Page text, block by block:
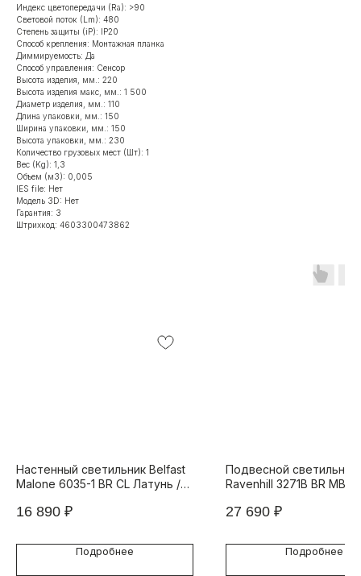
Индекс цветопередачи (Ra): >90
Световой поток (Lm): 480
Степень защиты (iP): IP20
Способ крепления: Монтажная планка
Диммируемость: Да
Способ управления: Сенсор
Высота изделия, мм.: 220
Высота изделия макс, мм.: 1 500
Диаметр изделия, мм.: 110
Длина упаковки, мм.: 150
Ширина упаковки, мм.: 150
Высота упаковки, мм.: 230
Количество грузовых мест (Шт): 1
Вес (Kg): 1,3
Объем (м3): 0,005
IES file: Нет
Модель 3D: Нет
Гарантия: 3
Штрихкод: 4603300473862
Настенный светильник Belfast
Malone 6035-1 BR CL Латунь /
16 890 ₽
Подробнее
Подвесной светильник
Ravenhill 3271B BR MB
27 690 ₽
Подробнее